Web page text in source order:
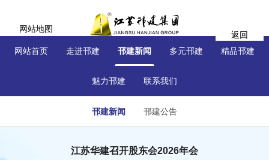
网站地图
网站首页 走进邗建 邗建新闻 多元邗建 精品邗建
魅力邗建 联系我们
邗建新闻 邗建公告
返回
江苏华建召开股东会2026年会